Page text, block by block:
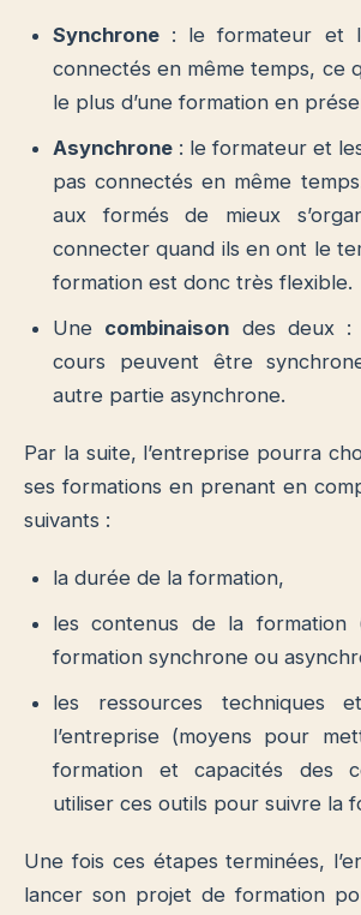
Synchrone : le formateur et
connectés en même temps, ce
le plus d’une formation en
Asynchrone : le formateur et
pas connectés en même
aux formés de mieux
connecter quand ils en ont le
formation est donc très flexible.
Une combinaison des deux :
cours peuvent être
autre partie asynchrone.
Par la suite, l’entreprise pourra
ses formations en prenant en
suivants :
la durée de la formation,
les contenus de la formation
formation synchrone ou
les ressources techniques
l’entreprise (moyens pour
formation et capacités des
utiliser ces outils pour suivre la
Une fois ces étapes terminées,
lancer son projet de formation